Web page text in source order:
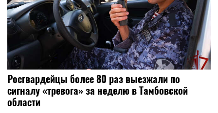
Росгвардейцы более 80 раз выезжали по
сигналу «тревога» за неделю в Тамбовской
области